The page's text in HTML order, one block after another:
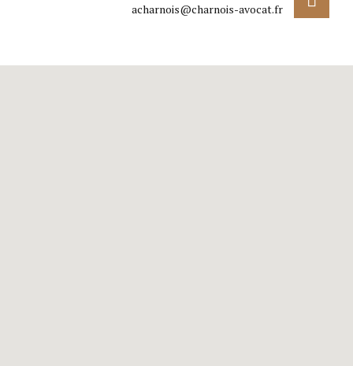
acharnois@charnois-avocat.fr